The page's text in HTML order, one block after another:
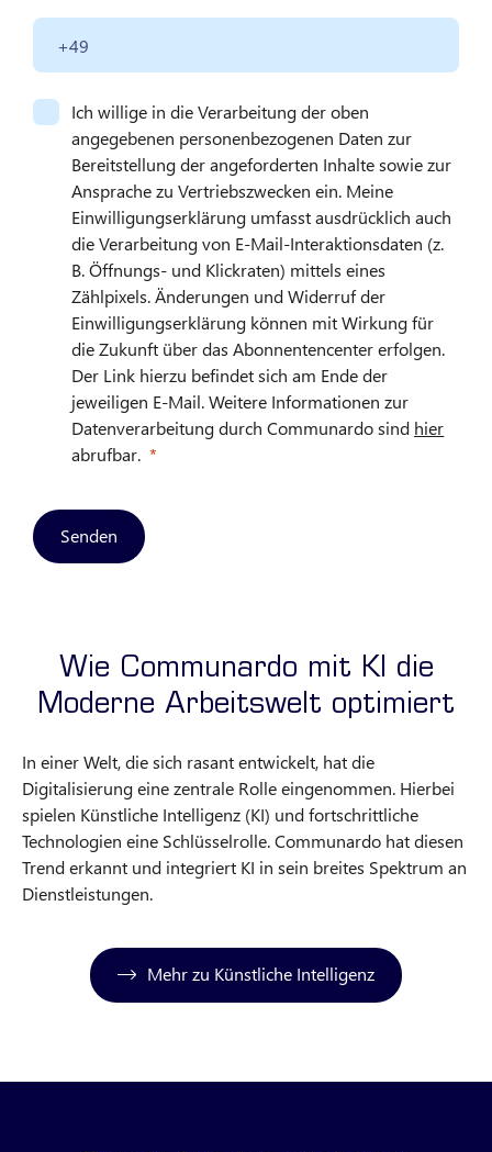
Ich willige in die Verarbeitung der oben
angegebenen personenbezogenen Daten zur
Bereitstellung der angeforderten Inhalte sowie zur
Ansprache zu Vertriebszwecken ein. Meine
Einwilligungserklärung umfasst ausdrücklich auch
die Verarbeitung von E-Mail-Interaktionsdaten (z.
B. Öffnungs- und Klickraten) mittels eines
Zählpixels. Änderungen und Widerruf der
Einwilligungserklärung können mit Wirkung für
die Zukunft über das Abonnentencenter erfolgen.
Der Link hierzu befindet sich am Ende der
jeweiligen E-Mail. Weitere Informationen zur
Datenverarbeitung durch Communardo sind hier
abrufbar.
Senden
Wie Communardo mit KI die
Moderne Arbeitswelt optimiert
In einer Welt, die sich rasant entwickelt, hat die
Digitalisierung eine zentrale Rolle eingenommen. Hierbei
spielen Künstliche Intelligenz (KI) und fortschrittliche
Technologien eine Schlüsselrolle. Communardo hat diesen
Trend erkannt und integriert KI in sein breites Spektrum an
Dienstleistungen.
Mehr zu Künstliche Intelligenz